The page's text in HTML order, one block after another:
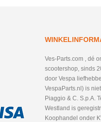
Ves-Parts.com , dé
scootershop, sinds
door Vespa
VespaParts.nl) is
Piaggio & C. S.p.A.
Westland is
Koophandel onder